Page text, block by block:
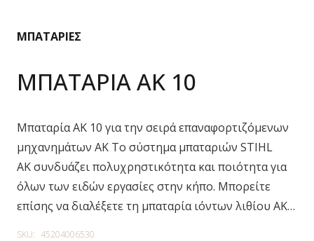
ΜΠΑΤΑΡΙΕΣ
ΜΠΑΤΑΡΙΑ AK 10
Μπαταρία AK 10 για την σειρά επαναφορτιζόμενων
μηχανημάτων ΑΚ Το σύστημα μπαταριών STIHL
AK συνδυάζει πολυχρηστικότητα και ποιότητα για
όλων των ειδών εργασίες στην κήπο. Μπορείτε
επίσης να διαλέξετε τη μπαταρία ιόντων λιθίου AK…
SKU: 45204006530